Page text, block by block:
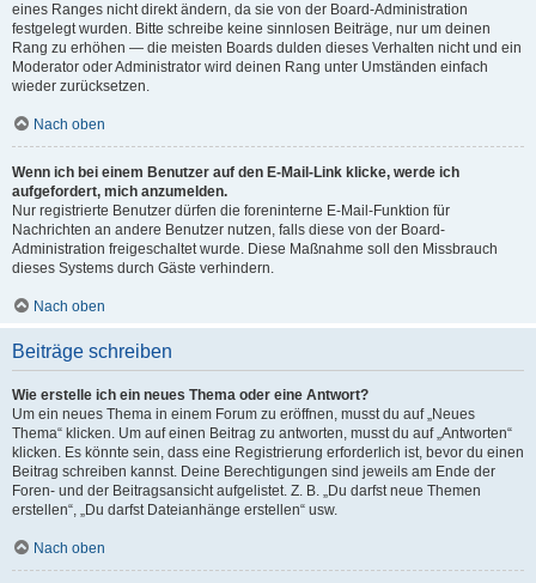
eines Ranges nicht direkt ändern, da sie von der Board-Administration
festgelegt wurden. Bitte schreibe keine sinnlosen Beiträge, nur um deinen
Rang zu erhöhen — die meisten Boards dulden dieses Verhalten nicht und ein
Moderator oder Administrator wird deinen Rang unter Umständen einfach
wieder zurücksetzen.
Nach oben
Wenn ich bei einem Benutzer auf den E-Mail-Link klicke, werde ich
aufgefordert, mich anzumelden.
Nur registrierte Benutzer dürfen die foreninterne E-Mail-Funktion für
Nachrichten an andere Benutzer nutzen, falls diese von der Board-
Administration freigeschaltet wurde. Diese Maßnahme soll den Missbrauch
dieses Systems durch Gäste verhindern.
Nach oben
Beiträge schreiben
Wie erstelle ich ein neues Thema oder eine Antwort?
Um ein neues Thema in einem Forum zu eröffnen, musst du auf „Neues
Thema“ klicken. Um auf einen Beitrag zu antworten, musst du auf „Antworten“
klicken. Es könnte sein, dass eine Registrierung erforderlich ist, bevor du einen
Beitrag schreiben kannst. Deine Berechtigungen sind jeweils am Ende der
Foren- und der Beitragsansicht aufgelistet. Z. B. „Du darfst neue Themen
erstellen“, „Du darfst Dateianhänge erstellen“ usw.
Nach oben